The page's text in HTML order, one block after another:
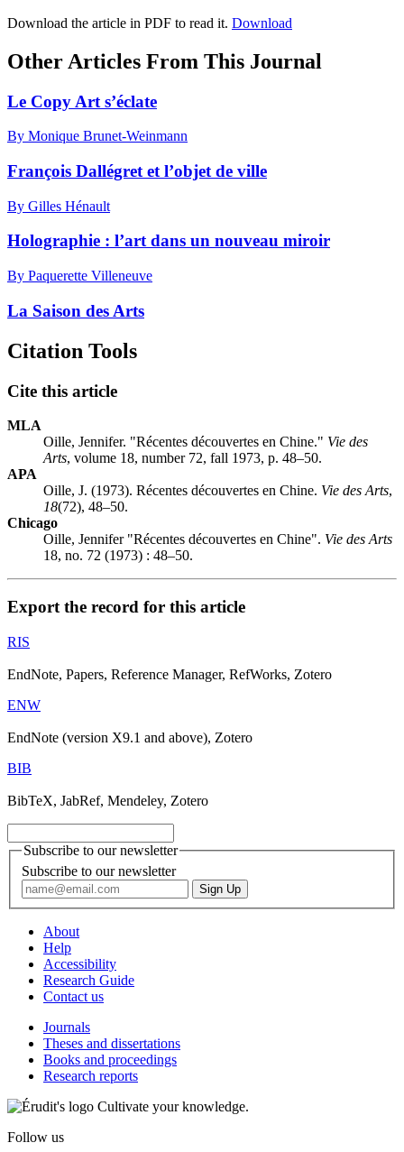
Download the article in PDF to read it. Download
Other Articles From This Journal
Le Copy Art s’éclate
By Monique Brunet-Weinmann
François Dallégret et l’objet de ville
By Gilles Hénault
Holographie : l’art dans un nouveau miroir
By Paquerette Villeneuve
La Saison des Arts
Citation Tools
Cite this article
MLA
Oille, Jennifer. "Récentes découvertes en Chine." Vie des
Arts, volume 18, number 72, fall 1973, p. 48–50.
APA
Oille, J. (1973). Récentes découvertes en Chine. Vie des Arts,
18(72), 48–50.
Chicago
Oille, Jennifer "Récentes découvertes en Chine". Vie des Arts
18, no. 72 (1973) : 48–50.
Export the record for this article
RIS
EndNote, Papers, Reference Manager, RefWorks, Zotero
ENW
EndNote (version X9.1 and above), Zotero
BIB
BibTeX, JabRef, Mendeley, Zotero
Subscribe to our newsletter
Subscribe to our newsletter
About
Help
Accessibility
Research Guide
Contact us
Journals
Theses and dissertations
Books and proceedings
Research reports
Cultivate your knowledge.
Follow us